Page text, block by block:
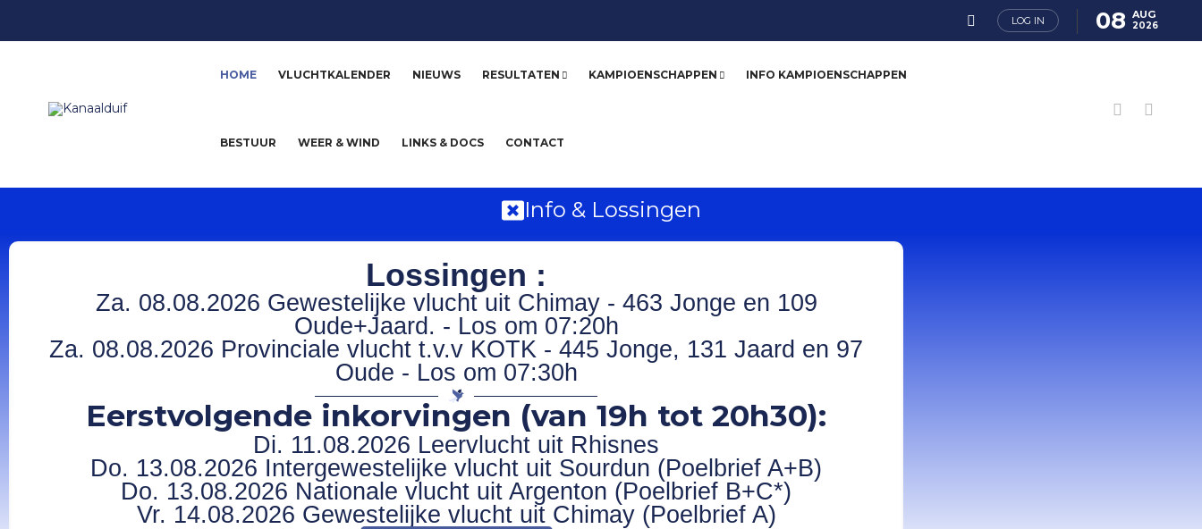
LOG IN 08 AUG
2026
HOME VLUCHTKALENDER NIEUWS RESULTATEN KAMPIOENSCHAPPEN INFO KAMPIOENSCHAPPEN
BESTUUR WEER & WIND LINKS & DOCS CONTACT
Info & Lossingen
Lossingen :
Za. 08.08.2026 Gewestelijke vlucht uit Chimay - 463 Jonge en 109
Oude+Jaard. - Los om 07:20h
Za. 08.08.2026 Provinciale vlucht t.v.v KOTK - 445 Jonge, 131 Jaard en 97
Oude - Los om 07:30h
Eerstvolgende inkorvingen (van 19h tot 20h30):
Di. 11.08.2026 Leervlucht uit Rhisnes
Do. 13.08.2026 Intergewestelijke vlucht uit Sourdun (Poelbrief A+B)
Do. 13.08.2026 Nationale vlucht uit Argenton (Poelbrief B+C*)
Vr. 14.08.2026 Gewestelijke vlucht uit Chimay (Poelbrief A)